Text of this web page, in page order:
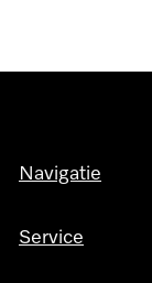
Navigatie
Service